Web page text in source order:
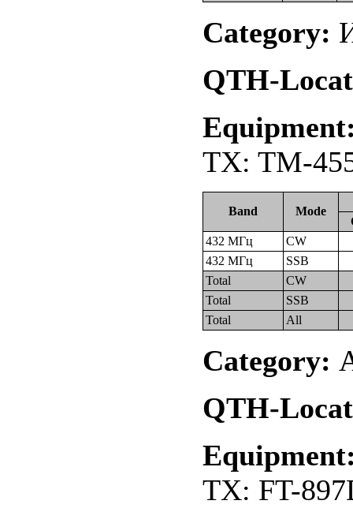
Category:
QTH-
TX: TM-
Band Mode
432 МГц
CW
432 МГц
SSB
Total
CW
Total
SSB
Total
All
Category:
QTH-
TX: FT-